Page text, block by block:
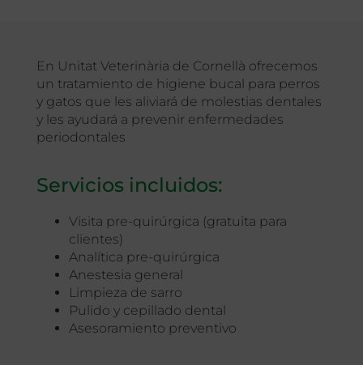
En Unitat Veterinària de Cornellà ofrecemos
un tratamiento de higiene bucal para perros
y gatos que les aliviará de molestias dentales
y les ayudará a prevenir enfermedades
periodontales
Servicios incluidos:
Visita pre-quirúrgica (gratuita para
clientes)
Analítica pre-quirúrgica
Anestesia general
Limpieza de sarro
Pulido y cepillado dental
Asesoramiento preventivo